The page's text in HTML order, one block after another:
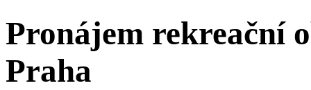
Pronájem rekreační
Praha